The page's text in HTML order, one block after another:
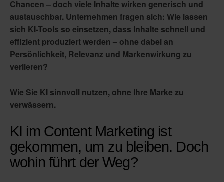
Chancen – doch viele Inhalte wirken generisch und
austauschbar. Unternehmen fragen sich: Wie lassen
sich KI-Tools so einsetzen, dass Inhalte schnell und
effizient produziert werden – ohne dabei an
Persönlichkeit, Relevanz und Markenwirkung zu
verlieren?
Wie Sie KI sinnvoll nutzen, ohne Ihre Marke zu
verwässern.
KI im Content Marketing ist
gekommen, um zu bleiben. Doch
wohin führt der Weg?